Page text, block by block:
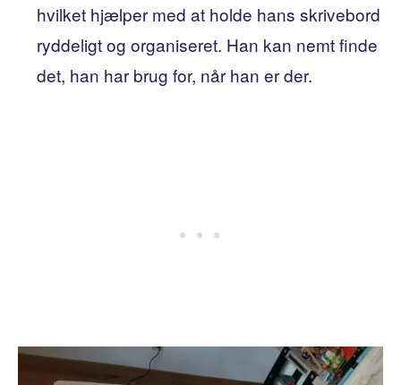
hvilket hjælper med at holde hans skrivebord
ryddeligt og organiseret. Han kan nemt finde
det, han har brug for, når han er der.